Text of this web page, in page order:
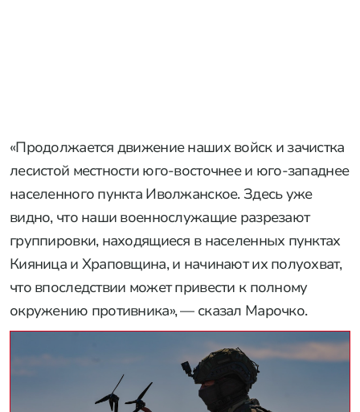
продвижение и ведут зачисткулесистой местности
юго-восточнее и юго-западнее населенного
пункта Иволжанское.
РЕКЛАМА • ООО «СТАЛЬКРЕП» ИНН 7724892340